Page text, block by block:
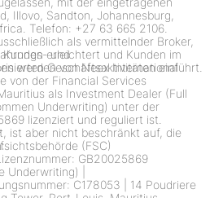
Illovo, Sandton, Johannesburg,
Telefon: +27 63 665 2106.
als vermittelnder Broker,
erleichtert und Kunden im
Geschäftsaktivitäten einführt.
und
werden von Neex International
von der Financial Services
als Investment Dealer (Full
Underwriting) unter der
lizenziert und reguliert ist.
ist aber nicht beschränkt auf, die
(FSC)
GB20025869
Underwriting)
C178053
14 Poudriere